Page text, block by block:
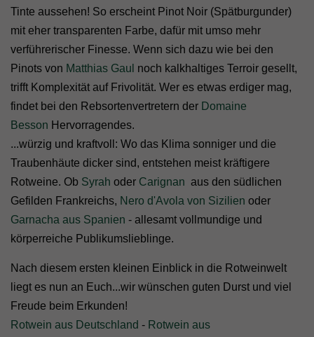
Tinte aussehen! So erscheint Pinot Noir (Spätburgunder)
mit eher transparenten Farbe, dafür mit umso mehr
verführerischer Finesse. Wenn sich dazu wie bei den
Pinots von Matthias Gaul noch kalkhaltiges Terroir gesellt,
trifft Komplexität auf Frivolität. Wer es etwas erdiger mag,
findet bei den Rebsortenvertretern der Domaine
Besson Hervorragendes.
...würzig und kraftvoll: Wo das Klima sonniger und die
Traubenhäute dicker sind, entstehen meist kräftigere
Rotweine. Ob Syrah oder Carignan aus den südlichen
Gefilden Frankreichs, Nero d'Avola von Sizilien oder
Garnacha aus Spanien - allesamt vollmundige und
körperreiche Publikumslieblinge.
Nach diesem ersten kleinen Einblick in die Rotweinwelt
liegt es nun an Euch...wir wünschen guten Durst und viel
Freude beim Erkunden!
Rotwein aus Deutschland - Rotwein aus